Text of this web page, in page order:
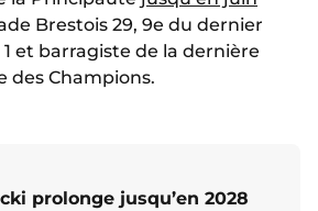
Brestois 29, 9e du dernier
et barragiste de la dernière
des Champions.
prolonge jusqu’en 2028